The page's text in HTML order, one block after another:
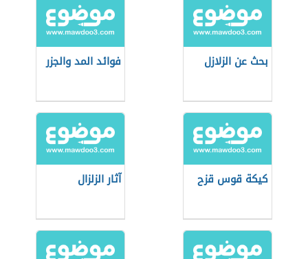
بحث عن الزلازل فوائد المد والجزر
كيكة قوس قزح آثار الزلزال